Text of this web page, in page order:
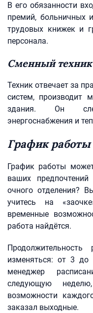
В его обязанности
премий, больничных
трудовых книжек и
персонала.
Сменный техник
Техник отвечает за
систем, производит
здания. Он
энергоснабжения и
График работы
График работы
ваших
очного отделения?
учитесь на
временные
работа найдётся.
изменяться: от 3
менеджер
следующую
возможности
заказал выходные.